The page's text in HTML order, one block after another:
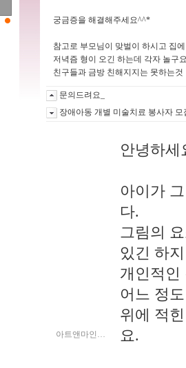
궁금증을 해결해주세요^^*
참고로 부모님이 맞벌이 하시고 집
저녁즘 형이 오긴 하는데 각자 놀구
친구들과 금방 친해지지는 못하는것
문의드려요_
장애아동 개별 미술치료 봉사자 모
아트앤마인…
안녕하세
아이가
다.
그림의
있긴 하
개인적인
어느 정
위에 적
요.